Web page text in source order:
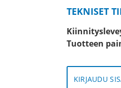
TEKNISET
Tuotteen
KIRJAUDU